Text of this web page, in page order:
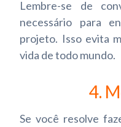
Lembre-se de
necessário para
projeto. Isso evita
vida de todo mundo.
4.
Se você resolve